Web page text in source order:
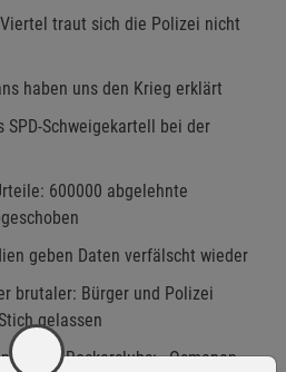
traut sich die Polizei nicht
haben uns den Krieg erklärt
SPD-Schweigekartell bei der
600000 abgelehnte
geben Daten verfälscht wieder
brutaler: Bürger und Polizei
gelassen
sich in Rockerclubs: »Osmanen